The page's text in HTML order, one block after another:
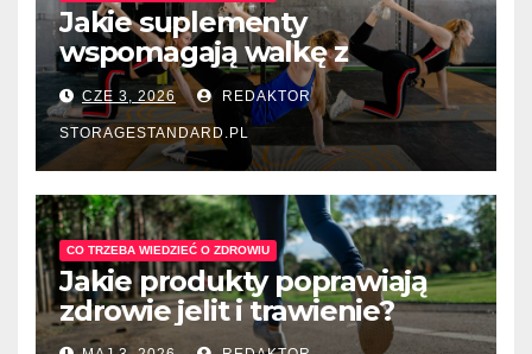
Jakie suplementy
wspomagają walkę z
depresją sezonową?
CZE 3, 2026 REDAKTOR
STORAGESTANDARD.PL
CO TRZEBA WIEDZIEĆ O ZDROWIU
Jakie produkty poprawiają
zdrowie jelit i trawienie?